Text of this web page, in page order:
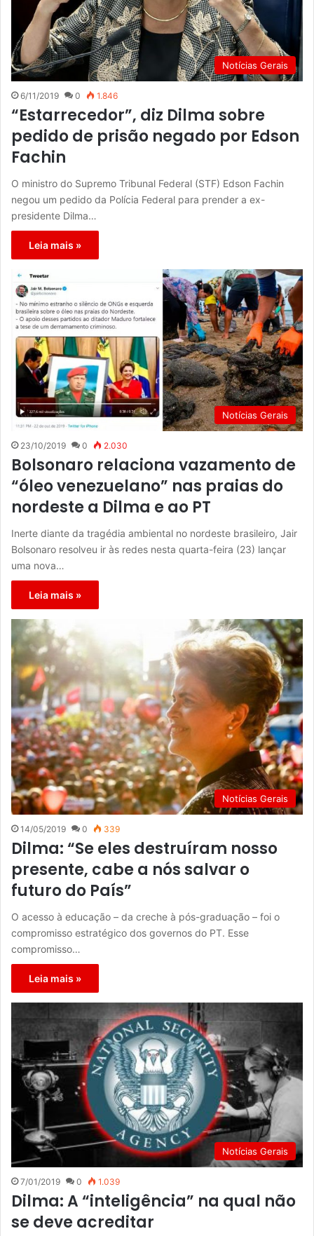
Notícias Gerais
6/11/2019 0 1.846
“Estarrecedor”, diz Dilma sobre
pedido de prisão negado por Edson
Fachin
O ministro do Supremo Tribunal Federal (STF) Edson Fachin
negou um pedido da Polícia Federal para prender a ex-
presidente Dilma…
Leia mais »
Notícias Gerais
23/10/2019 0 2.030
Bolsonaro relaciona vazamento de
“óleo venezuelano” nas praias do
nordeste a Dilma e ao PT
Inerte diante da tragédia ambiental no nordeste brasileiro, Jair
Bolsonaro resolveu ir às redes nesta quarta-feira (23) lançar
uma nova…
Leia mais »
Notícias Gerais
14/05/2019 0 339
Dilma: “Se eles destruíram nosso
presente, cabe a nós salvar o
futuro do País”
O acesso à educação – da creche à pós-graduação – foi o
compromisso estratégico dos governos do PT. Esse
compromisso…
Leia mais »
Notícias Gerais
7/01/2019 0 1.039
Dilma: A “inteligência” na qual não
se deve acreditar